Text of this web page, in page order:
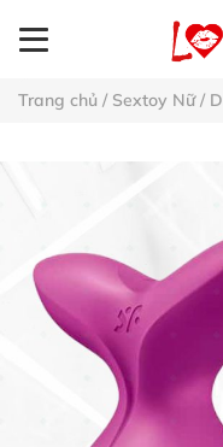
Trang chủ / Sextoy Nữ/